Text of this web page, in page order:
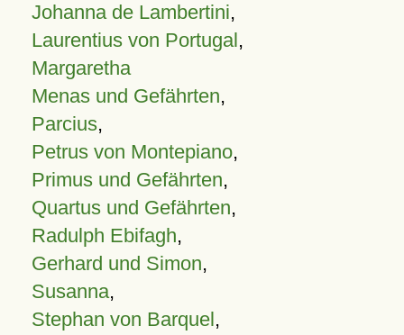
Johanna de Lambertini,
Laurentius von Portugal,
Margaretha
Menas und Gefährten,
Parcius,
Petrus von Montepiano,
Primus und Gefährten,
Quartus und Gefährten,
Radulph Ebifagh,
Gerhard und Simon,
Susanna,
Stephan von Barquel,